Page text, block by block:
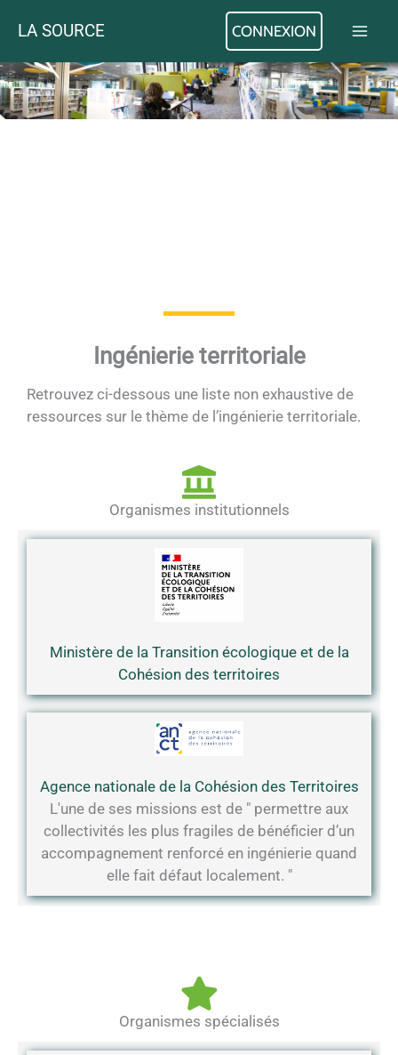
LA SOURCE CONNEXION
Ingénierie territoriale
Retrouvez ci-dessous une liste non exhaustive de
ressources sur le thème de l’ingénierie territoriale.
Organismes institutionnels
Ministère de la Transition écologique et de la
Cohésion des territoires
Agence nationale de la Cohésion des Territoires
L'une de ses missions est de " permettre aux
collectivités les plus fragiles de bénéficier d’un
accompagnement renforcé en ingénierie quand
elle fait défaut localement. "
Organismes spécialisés